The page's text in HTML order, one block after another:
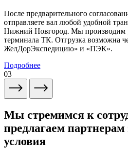
После предварительного
отправляете вал любой удобной
Нижний Новгород. Мы производим
терминала ТК. Отгрузка возможна
ЖелДорЭкспедицию» и «ПЭК».
Подробнее
03
Мы стремимся к
предлагаем
условия